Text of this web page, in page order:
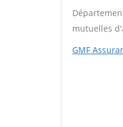
mutuelles
GMF